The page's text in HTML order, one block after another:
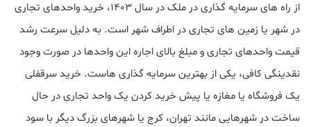
از راه های سرمایه گذاری در ملک در سال 1403، خرید واحدهای تجاری
در شهر یا زمین های تجاری در اطراف شهر است. به دلیل سرعت رشد
قیمت واحدهای تجاری و مبلغ بالای اجاره این واحدها در صورت وجود
نقدینگی کافی، یکی از بهترین سرمایه گذاری هاست. خرید سرقفلی
یک فروشگاه یا مغازه یا پیش خرید کردن یک واحد تجاری در حال
ساخت در شهرهایی مانند تهران، کرج یا شهرهای بزرگ دیگر با سود